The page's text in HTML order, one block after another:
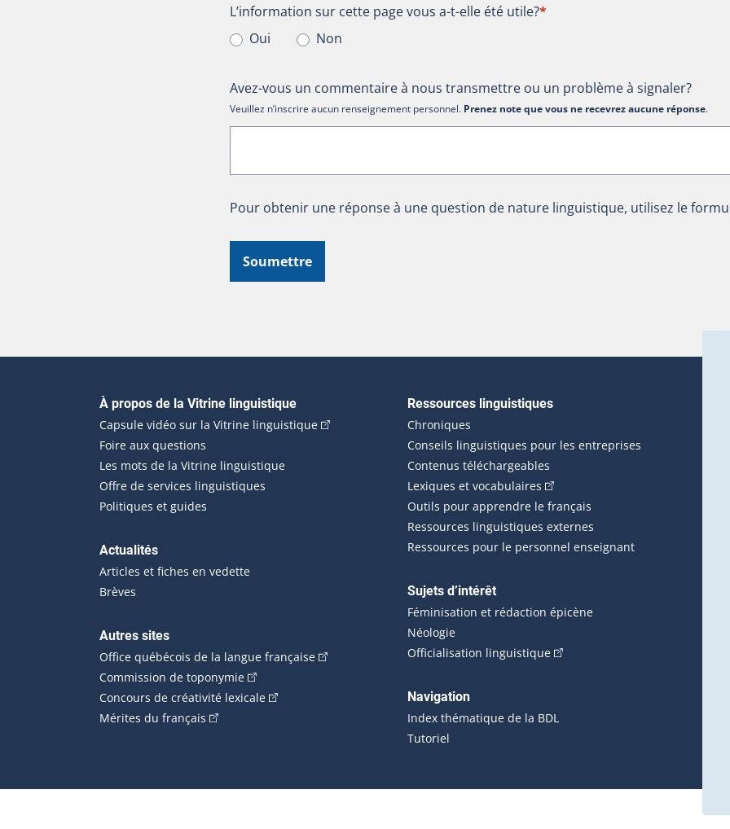
L’information sur cette page vous a-t-elle été utile?
L’information sur cette page vous a-t-elle été utile?*
Oui
Non
Avez-vous un commentaire à nous transmettre ou un problème à signaler?
Veuillez n’inscrire aucun renseignement personnel. Prenez note que vous ne recevrez aucune réponse.
Pour obtenir une réponse à une question de nature linguistique, utilisez le
Soumettre
Navigation principale
À propos de la Vitrine linguistique
Capsule vidéo sur la Vitrine linguistique(Cet hyperlien externe s'ouvrira dans une nouvelle fenêtre.)
Foire aux questions
Les mots de la Vitrine linguistique
Offre de services linguistiques
Politiques et guides
Actualités
Articles et fiches en vedette
Brèves
Autres sites
Office québécois de la langue française(Cet hyperlien externe s'ouvrira dans une nouvelle fenêtre.)
Commission de toponymie(Cet hyperlien externe s'ouvrira dans une nouvelle fenêtre.)
Concours de créativité lexicale(Cet hyperlien externe s'ouvrira dans une nouvelle fenêtre.)
Mérites du français (Cet hyperlien externe s'ouvrira dans une nouvelle fenêtre.)
Ressources linguistiques
Chroniques
Conseils linguistiques pour les entreprises
Contenus téléchargeables
Lexiques et vocabulaires (Cet hyperlien externe s'ouvrira
Outils pour apprendre le français
Ressources linguistiques externes
Ressources pour le personnel enseignant
Sujets d’intérêt
Féminisation et rédaction épicène
Néologie
Officialisation linguistique(Cet hyperlien externe s'ouvrira
Navigation
Index thématique de la BDL
Tutoriel